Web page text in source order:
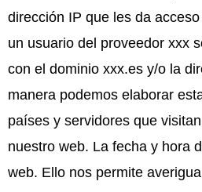
dirección IP que les da
un usuario del proveedor xxx
con el dominio xxx.es y/o la
manera podemos elaborar
países y servidores que
nuestro web. La fecha y hora
web. Ello nos permite